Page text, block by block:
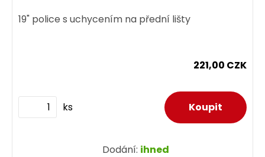
19" police s uchycením na přední lišty
221,00 CZK
ks
Dodání: ihned